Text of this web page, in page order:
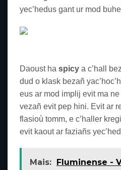
yec’hedus gant ur mod
Daoust ha spicy a c’hall
dud o klask bezañ
eus ar mod implij evit ma
vezañ evit pep hini. Evit ar
flasioù tomm, e c’haller
evit kaout ar faziañs
Mais: Fluminense -